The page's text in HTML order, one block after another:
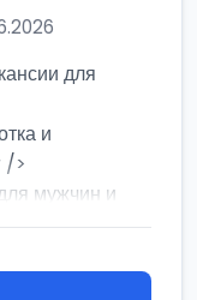
для
и
/>
мужчин и